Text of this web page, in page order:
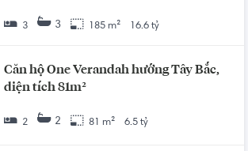
3 3 185 m² 16.6 tỷ
Căn hộ One Verandah hướng Tây Bắc,
diện tích 81m²
2 2 81 m² 6.5 tỷ